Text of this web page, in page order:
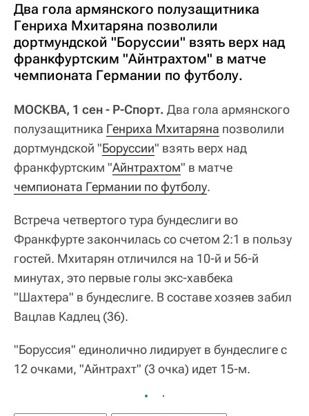
Два гола армянского полузащитника
Генриха Мхитаряна позволили
дортмундской "Боруссии" взять верх над
франкфуртским "Айнтрахтом" в матче
чемпионата Германии по футболу.
МОСКВА, 1 сен - Р-Спорт. Два гола армянского
полузащитника Генриха Мхитаряна позволили
дортмундской "Боруссии" взять верх над
франкфуртским "Айнтрахтом" в матче
чемпионата Германии по футболу.
Встреча четвертого тура бундеслиги во
Франкфурте закончилась со счетом 2:1 в пользу
гостей. Мхитарян отличился на 10-й и 56-й
минутах, это первые голы экс-хавбека
"Шахтера" в бундеслиге. В составе хозяев забил
Вацлав Кадлец (36).
"Боруссия" единолично лидирует в бундеслиге с
12 очками, "Айнтрахт" (3 очка) идет 15-м.